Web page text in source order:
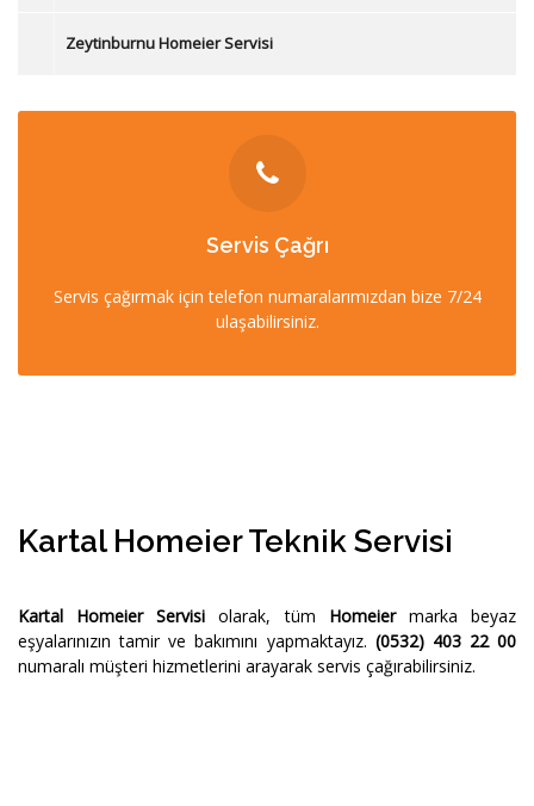
Zeytinburnu Homeier Servisi
Servis Çağrı
Servis çağırmak için telefon numaralarımızdan bize 7/24
ulaşabilirsiniz.
İLETİŞİM
0212 358 57 57
0532 403 22 00 (7/24)
Kartal Homeier Teknik Servisi
Kartal Homeier Servisi olarak, tüm Homeiermarka beyaz
eşyalarınızın tamir ve bakımını yapmaktayız. (0532) 403 22 00
numaralı müşteri hizmetlerini arayarak servis çağırabilirsiniz.